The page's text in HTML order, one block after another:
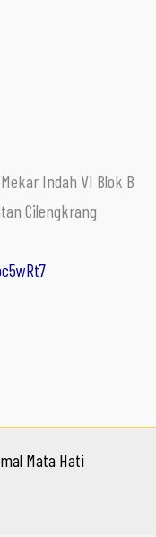
Indah VI Blok B
Cilengkrang
Mata Hati